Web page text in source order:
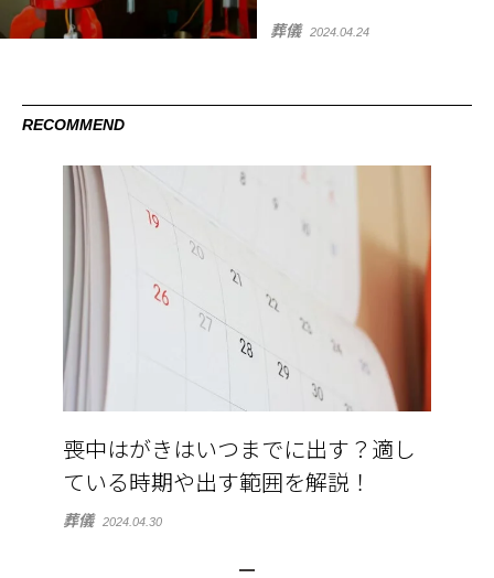
葬儀 2024.04.24
RECOMMEND
喪中はがきはいつまでに出す？適し
ている時期や出す範囲を解説！
葬儀 2024.04.30